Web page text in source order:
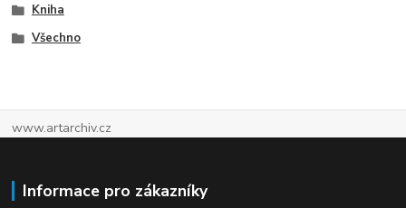
Kniha
Všechno
www.artarchiv.cz
Informace pro zákazníky